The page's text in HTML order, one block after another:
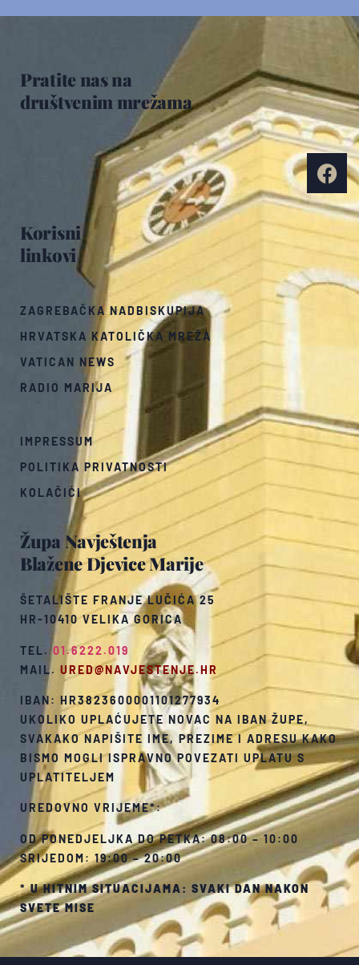
Župa Navještenja
Blažene Djevice Marije
ŠETALIŠTE FRANJE LUČIĆA 25
HR-10410 VELIKA GORICA
TEL.01.6222.019
MAIL. URED@NAVJESTENJE.HR
IBAN: HR3823600001101277934
UKOLIKO UPLAĆUJETE NOVAC NA IBAN ŽUPE,
SVAKAKO NAPIŠITE IME, PREZIME I ADRESU KAKO
BISMO MOGLI ISPRAVNO POVEZATI UPLATU S
UPLATITELJEM
UREDOVNO VRIJEME*:
OD PONEDJELJKA DO PETKA: 08:00 – 10:00
SRIJEDOM: 19:00 – 20:00
*U HITNIM SITUACIJAMA: SVAKI DAN NAKON
SVETE MISE
Korisni
linkovi
ZAGREBAČKA NADBISKUPIJA
HRVATSKA KATOLIČKA MREŽA
VATICAN NEWS
RADIO MARIJA
IMPRESSUM
POLITIKA PRIVATNOSTI
KOLAČIĆI
Pratite nas na
društvenim mrežama